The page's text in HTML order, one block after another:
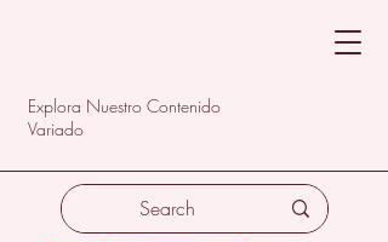
Explora Nuestro Contenido
Variado